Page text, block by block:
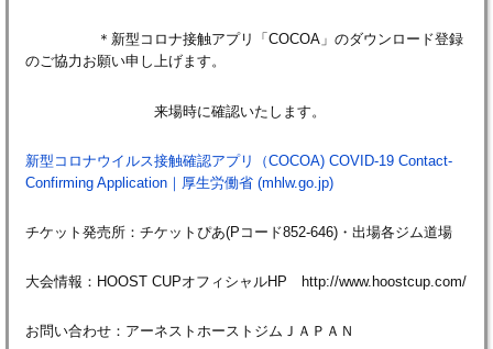
＊新型コロナ接触アプリ「COCOA」のダウンロード登録
のご協力お願い申し上げます。
来場時に確認いたします。
新型コロナウイルス接触確認アプリ（COCOA) COVID-19 Contact-
Confirming Application｜厚生労働省 (mhlw.go.jp)
チケット発売所：チケットぴあ(Pコード852-646)・出場各ジム道場
大会情報：HOOST CUPオフィシャルHP http://www.hoostcup.com/
お問い合わせ：アーネストホーストジムＪＡＰＡＮ